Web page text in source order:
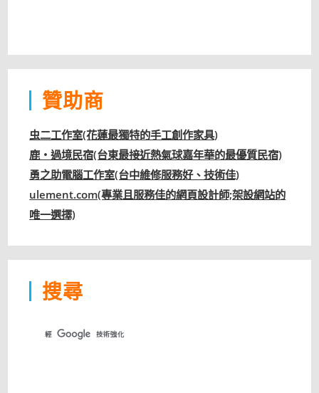
贊助商
虫二工作室(花蓮最獨特的手工創作家具)
鹿‧過境民宿(台東最接近熱氣球嘉年華的最優質民宿)
勇之助電腦工作室(台中維修服務好、技術佳)
ulement.com(專業且服務佳的網頁設計師;架設網站的
唯一選擇)
搜尋